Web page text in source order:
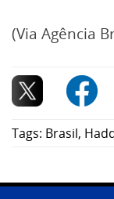
(Via Agência
Tags: Brasil,